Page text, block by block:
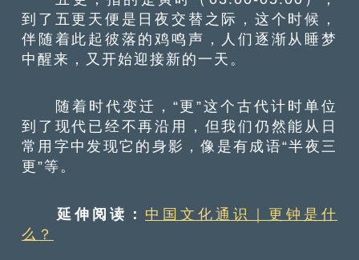
到了五更天便是日夜交替之际，这个时候，
伴随着此起彼落的鸡鸣声，人们逐渐从睡梦
中醒来，又开始迎接新的一天。
随着时代变迁，“更”这个古代计时单位
到了现代已经不再沿用，但我们仍然能从日
常用字中发现它的身影，像是有成语“半夜三
更”等。
延伸阅读： 中国文化通识｜更钟是什
么？